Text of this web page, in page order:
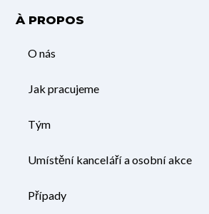
À PROPOS
O nás
Jak pracujeme
Tým
Umístění kanceláří a osobní akce
Případy